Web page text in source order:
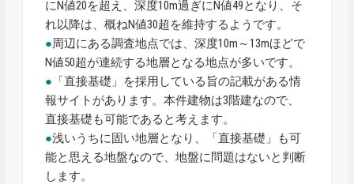
にN値20を超え、深度10m過ぎにN値49となり、そ
れ以降は、概ねN値30超を維持するようです。
●周辺にある調査地点では、深度10m～13mほどで
N値50超が連続する地層となる地点が多いです。
● 「直接基礎」を採用している旨の記載がある情
報サイトがあります。本件建物は3階建なので、
直接基礎も可能であると考えます。
●浅いうちに固い地層となり、「直接基礎」も可
能と思える地盤なので、地盤に問題はないと判断
します。